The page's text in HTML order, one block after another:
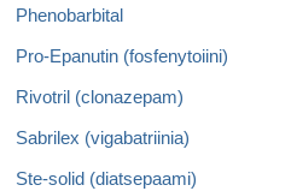
Phenobarbital
Pro-Epanutin (fosfenytoiini)
Rivotril (clonazepam)
Sabrilex (vigabatriinia)
Ste-solid (diatsepaami)